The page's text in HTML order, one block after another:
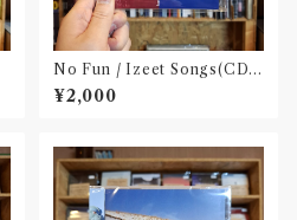
No Fun / Izeet Songs(CD)
〝京都〟
¥2,000